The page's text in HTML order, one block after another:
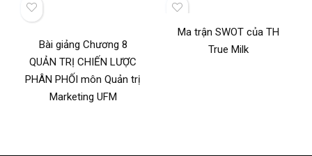
Bài giảng Chương 8
QUẢN TRỊ CHIẾN LƯỢC
PHÂN PHỐI môn Quản trị
Marketing UFM
Ma trận SWOT của TH
True Milk